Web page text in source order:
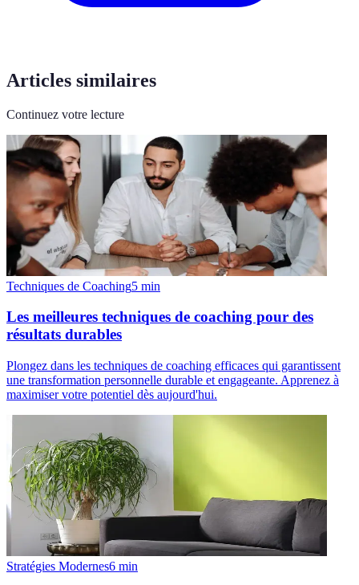
Articles similaires
Continuez votre lecture
Techniques de Coaching5 min
Les meilleures techniques de coaching pour des
résultats durables
Plongez dans les techniques de coaching efficaces qui garantissent
une transformation personnelle durable et engageante. Apprenez à
maximiser votre potentiel dès aujourd'hui.
Stratégies Modernes6 min